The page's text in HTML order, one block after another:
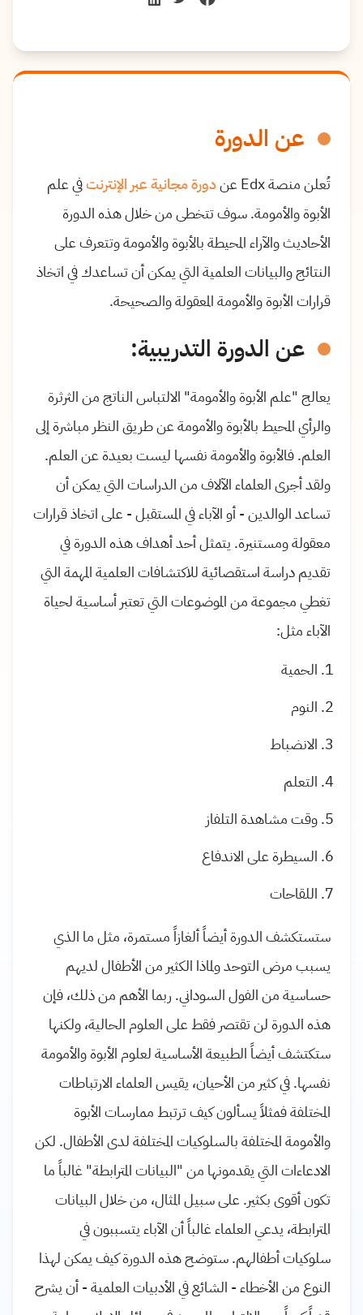
عن الدورة
تُعلن منصة Edx عن دورة مجانية عبر الإنترنتفي علم
الأبوة والأمومة. سوف تتخطى من خلال هذه الدورة
الأحاديث والآراء المحيطة بالأبوة والأمومة وتتعرف على
النتائج والبيانات العلمية التي يمكن أن تساعدك في اتخاذ
قرارات الأبوة والأمومة المعقولة والصحيحة.
عن الدورة التدريبية:
يعالج "علم الأبوة والأمومة" الالتباس الناتج من الثرثرة
والرأي المحيط بالأبوة والأمومة عن طريق النظر مباشرة إلى
العلم. فالأبوة والأمومة نفسها ليست بعيدة عن العلم.
ولقد أجرى العلماء الآلاف من الدراسات التي يمكن أن
تساعد الوالدين - أو الآباء في المستقبل - على اتخاذ قرارات
معقولة ومستنيرة. يتمثل أحد أهداف هذه الدورة في
تقديم دراسة استقصائية للاكتشافات العلمية المهمة التي
تغطي مجموعة من الموضوعات التي تعتبر أساسية لحياة
الآباء مثل:
الحمية
النوم
الانضباط
التعلم
وقت مشاهدة التلفاز
السيطرة على الاندفاع
اللقاحات
ستستكشف الدورة أيضاً ألغازاً مستمرة، مثل ما الذي
يسبب مرض التوحد ولماذا الكثير من الأطفال لديهم
حساسية من الفول السوداني. ربما الأهم من ذلك، فإن
هذه الدورة لن تقتصر فقط على العلوم الحالية، ولكنها
ستكتشف أيضاً الطبيعة الأساسية لعلوم الأبوة والأمومة
نفسها. في كثير من الأحيان، يقيس العلماء الارتباطات
المختلفة فمثلاً يسألون كيف ترتبط ممارسات الأبوة
والأمومة المختلفة بالسلوكيات المختلفة لدى الأطفال. لكن
الادعاءات التي يقدمونها من "البيانات المترابطة" غالباً ما
تكون أقوى بكثير. على سبيل المثال، من خلال البيانات
المترابطة، يدعي العلماء غالباً أن الآباء يتسببون في
سلوكيات أطفالهم. ستوضح هذه الدورة كيف يمكن لهذا
النوع من الأخطاء - الشائع في الأدبيات العلمية - أن يشرح